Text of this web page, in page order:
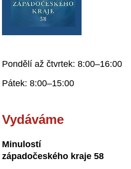
Pondělí až čtvrtek: 8:00–16:00
Pátek: 8:00–15:00
Vydáváme
Minulostí
západočeského kraje 58